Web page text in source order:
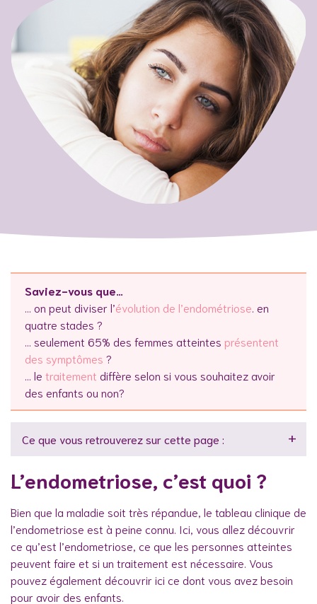
?
Saviez-vous que…
… on peut diviser l’évolution de l’endométriose . en
quatre stades ?
… seulement 65% des femmes atteintes présentent
des symptômes ?
… le traitement diffère selon si vous souhaitez avoir
des enfants ou non?
Ce que vous retrouverez sur cette page :
L’endometriose, c’est quoi ?
Bien que la maladie soit très répandue, le tableau clinique de
l’endometriose est à peine connu. Ici, vous allez découvrir
ce qu’est l’endometriose, ce que les personnes atteintes
peuvent faire et si un traitement est nécessaire. Vous
pouvez également découvrir ici ce dont vous avez besoin
pour avoir des enfants.